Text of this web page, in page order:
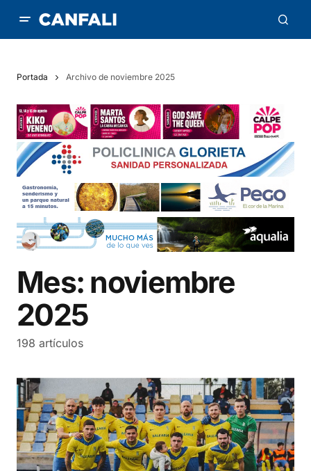
Portada Archivo de noviembre 2025
Mes: noviembre
2025
198 artículos